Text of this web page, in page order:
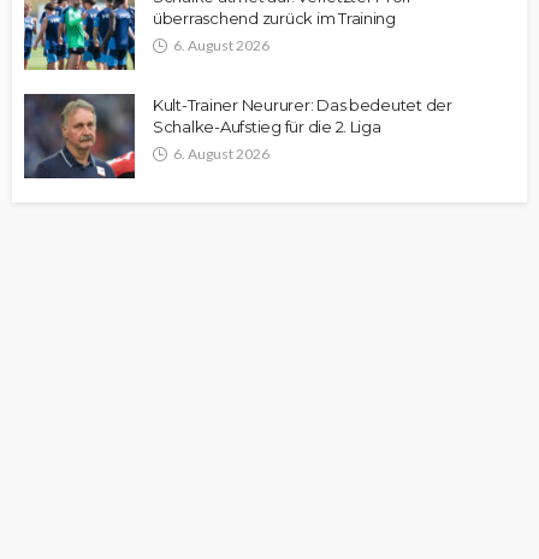
überraschend zurück im Training
6. August 2026
Kult-Trainer Neururer: Das bedeutet der
Schalke-Aufstieg für die 2. Liga
6. August 2026